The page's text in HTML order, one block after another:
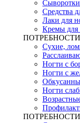
Средства
Лаки для
Кремы для
Сухие,
Ногти с
Ногти с
Ногти